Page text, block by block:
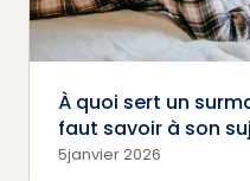
À quoi sert un
faut savoir à son
5janvier 2026